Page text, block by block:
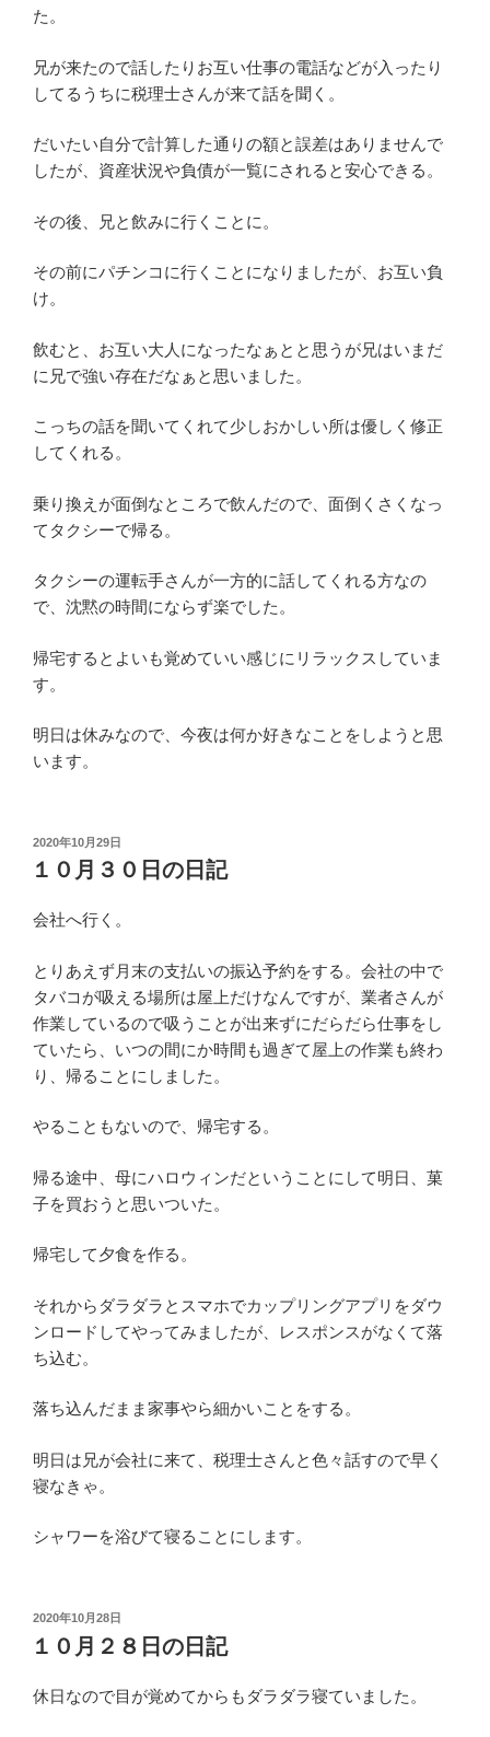
た。
兄が来たので話したりお互い仕事の電話などが入ったり
してるうちに税理士さんが来て話を聞く。
だいたい自分で計算した通りの額と誤差はありませんで
したが、資産状況や負債が一覧にされると安心できる。
その後、兄と飲みに行くことに。
その前にパチンコに行くことになりましたが、お互い負
け。
飲むと、お互い大人になったなぁとと思うが兄はいまだ
に兄で強い存在だなぁと思いました。
こっちの話を聞いてくれて少しおかしい所は優しく修正
してくれる。
乗り換えが面倒なところで飲んだので、面倒くさくなっ
てタクシーで帰る。
タクシーの運転手さんが一方的に話してくれる方なの
で、沈黙の時間にならず楽でした。
帰宅するとよいも覚めていい感じにリラックスしていま
す。
明日は休みなので、今夜は何か好きなことをしようと思
います。
投
稿
日:
2020年10月29日
１０月３０日の日記
会社へ行く。
とりあえず月末の支払いの振込予約をする。会社の中で
タバコが吸える場所は屋上だけなんですが、業者さんが
作業しているので吸うことが出来ずにだらだら仕事をし
ていたら、いつの間にか時間も過ぎて屋上の作業も終わ
り、帰ることにしました。
やることもないので、帰宅する。
帰る途中、母にハロウィンだということにして明日、菓
子を買おうと思いついた。
帰宅して夕食を作る。
それからダラダラとスマホでカップリングアプリをダウ
ンロードしてやってみましたが、レスポンスがなくて落
ち込む。
落ち込んだまま家事やら細かいことをする。
明日は兄が会社に来て、税理士さんと色々話すので早く
寝なきゃ。
シャワーを浴びて寝ることにします。
投
稿
日:
2020年10月28日
１０月２８日の日記
休日なので目が覚めてからもダラダラ寝ていました。